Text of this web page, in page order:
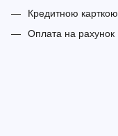
Кредитною карткою
Оплата на рахунок